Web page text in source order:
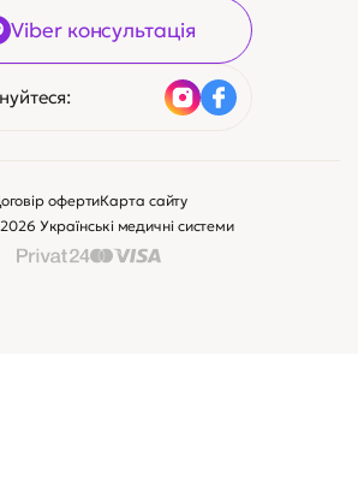
Viber консультація
Українські медичні системи
офертиКарта сайту